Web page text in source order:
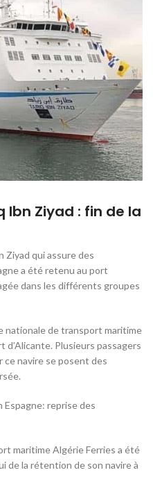
Ibn Ziyad : fin de la
Ziyad qui assure des
a été retenu au port
dans les différents groupes
nationale de transport maritime
Plusieurs passagers
ce navire se posent des
Espagne: reprise des
maritime Algérie Ferries a été
de la rétention de son navire à